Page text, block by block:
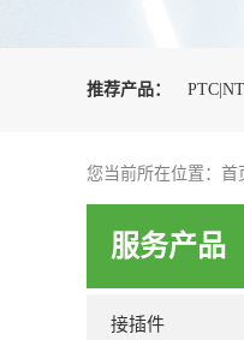
推荐产品：
动汽车充电枪CQC认
您当前所在位置： 首
服务产品
接插件